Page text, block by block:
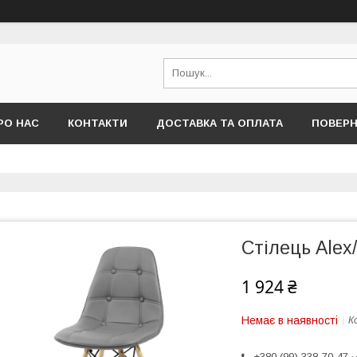
НАС КОНТАКТИ ДОСТАВКА ТА ОПЛАТА
Стілець
1 924 ₴
Немає в наявності